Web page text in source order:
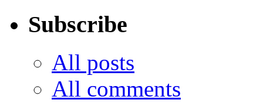
Subscribe
All posts
All comments